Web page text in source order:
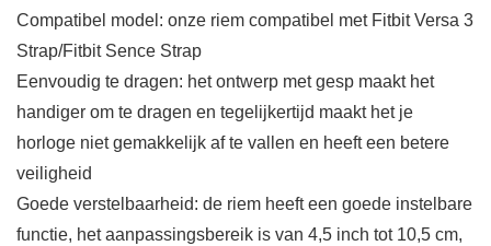
Compatibel model: onze riem compatibel met Fitbit Versa 3
Strap/Fitbit Sence Strap
Eenvoudig te dragen: het ontwerp met gesp maakt het
handiger om te dragen en tegelijkertijd maakt het je
horloge niet gemakkelijk af te vallen en heeft een betere
veiligheid
Goede verstelbaarheid: de riem heeft een goede instelbare
functie, het aanpassingsbereik is van 4,5 inch tot 10,5 cm,